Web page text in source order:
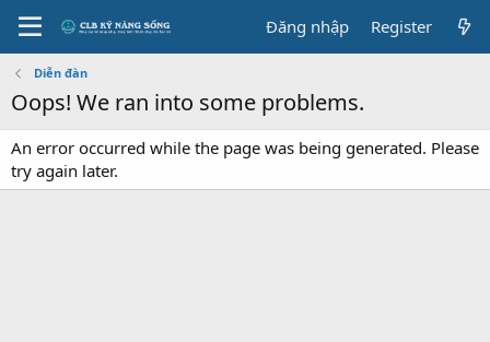
Đăng nhập Register
Diễn đàn
Oops! We ran into some problems.
An error occurred while the page was being generated. Please
try again later.